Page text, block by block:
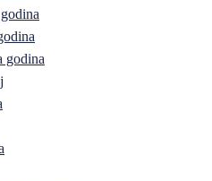
godina